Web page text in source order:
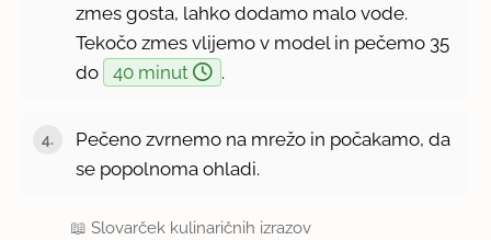
zmes gosta, lahko dodamo malo vode.
Tekočo zmes vlijemo v model in pečemo 35
do
40 minut .
Pečeno zvrnemo na mrežo in počakamo, da
se popolnoma ohladi.
📖Slovarček kulinaričnih izrazov